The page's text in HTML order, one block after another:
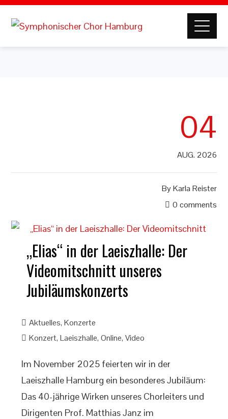
04
AUG. 2026
ByKarla Reister
0 comments
„Elias“ in der Laeiszhalle: Der
Videomitschnitt unseres
Jubiläumskonzerts
Aktuelles,Konzerte
Konzert,Laeiszhalle,Online,Video
Im November 2025 feierten wir in der
Laeiszhalle Hamburg ein besonderes Jubiläum:
Das 40-jährige Wirken unseres Chorleiters und
Dirigenten Prof. Matthias Janz im